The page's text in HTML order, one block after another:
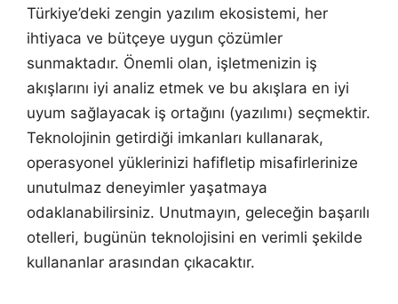
Türkiye’deki zengin yazılım ekosistemi, her
ihtiyaca ve bütçeye uygun çözümler
sunmaktadır. Önemli olan, işletmenizin iş
akışlarını iyi analiz etmek ve bu akışlara en iyi
uyum sağlayacak iş ortağını (yazılımı) seçmektir.
Teknolojinin getirdiği imkanları kullanarak,
operasyonel yüklerinizi hafifletip misafirlerinize
unutulmaz deneyimler yaşatmaya
odaklanabilirsiniz. Unutmayın, geleceğin başarılı
otelleri, bugünün teknolojisini en verimli şekilde
kullananlar arasından çıkacaktır.